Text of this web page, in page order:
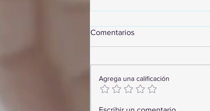
GoMapTravelByFraveo
Comentarios
Agrega una calificación